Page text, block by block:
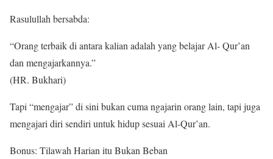
Rasulullah bersabda:
“Orang terbaik di antara kalian adalah yang belajar Al- Qur’an
dan mengajarkannya.”
(HR. Bukhari)
Tapi “mengajar” di sini bukan cuma ngajarin orang lain, tapi juga
mengajari diri sendiri untuk hidup sesuai Al-Qur’an.
Bonus: Tilawah Harian itu Bukan Beban